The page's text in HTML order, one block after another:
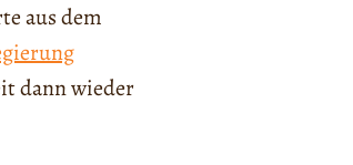
aus dem
dann wieder